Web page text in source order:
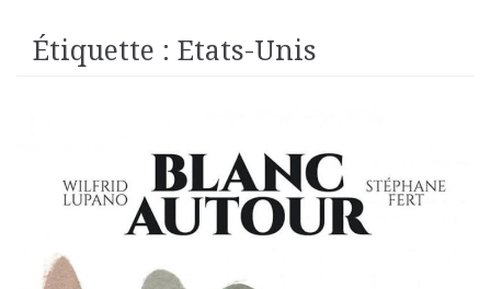
Étiquette : Etats-Unis